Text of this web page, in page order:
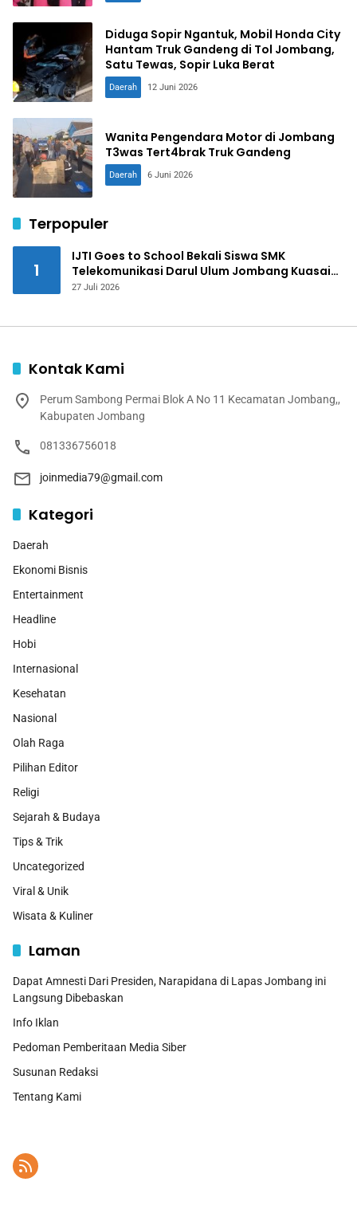
Diduga Sopir Ngantuk, Mobil Honda City
Hantam Truk Gandeng di Tol Jombang,
Satu Tewas, Sopir Luka Berat
Daerah 12 Juni 2026
Wanita Pengendara Motor di Jombang
T3was Tert4brak Truk Gandeng
Daerah 6 Juni 2026
Terpopuler
1
IJTI Goes to School Bekali Siswa SMK
Telekomunikasi Darul Ulum Jombang Kuasai
Jurnalistik Digital
27 Juli 2026
Kontak Kami
Perum Sambong Permai Blok A No 11 Kecamatan Jombang,,
Kabupaten Jombang
081336756018
joinmedia79@gmail.com
Kategori
Daerah
Ekonomi Bisnis
Entertainment
Headline
Hobi
Internasional
Kesehatan
Nasional
Olah Raga
Pilihan Editor
Religi
Sejarah & Budaya
Tips & Trik
Uncategorized
Viral & Unik
Wisata & Kuliner
Laman
Dapat Amnesti Dari Presiden, Narapidana di Lapas Jombang ini
Langsung Dibebaskan
Info Iklan
Pedoman Pemberitaan Media Siber
Susunan Redaksi
Tentang Kami